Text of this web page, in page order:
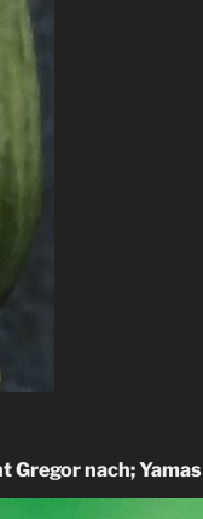
Gregor nach; Yamas